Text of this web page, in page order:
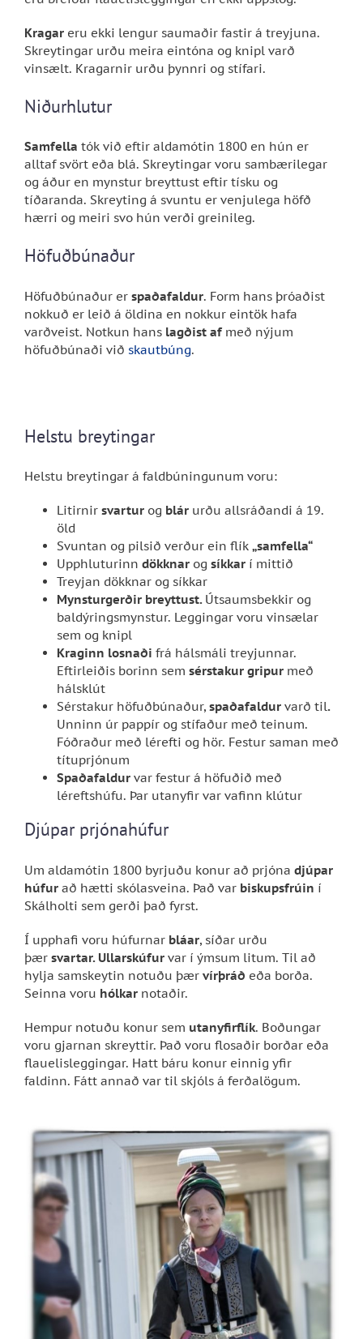
Kragar eru ekki lengur saumaðir fastir á treyjuna.
Skreytingar urðu meira eintóna og knipl varð
vinsælt. Kragarnir urðu þynnri og stífari.
Niðurhlutur
Samfella tók við eftir aldamótin 1800 en hún er
alltaf svört eða blá. Skreytingar voru sambærilegar
og áður en mynstur breyttust eftir tísku og
tíðaranda. Skreyting á svuntu er venjulega höfð
hærri og meiri svo hún verði greinileg.
Höfuðbúnaður
Höfuðbúnaður er spaðafaldur. Form hans þróaðist
nokkuð er leið á öldina en nokkur eintök hafa
varðveist. Notkun hans lagðist afmeð nýjum
höfuðbúnaði við skautbúng.
Helstu breytingar
Helstu breytingar á faldbúningunum voru:
Litirnir svartur og blár urðu allsráðandi á 19.
öld
Svuntan og pilsið verður ein flík „samfella“
Upphluturinn dökknar og síkkar í mittið
Treyjan dökknar og síkkar
Mynsturgerðir breyttust. Útsaumsbekkir og
baldýringsmynstur. Leggingar voru vinsælar
sem og knipl
Kraginn losnaði frá hálsmáli treyjunnar.
Eftirleiðis borinn sem sérstakur gripur með
hálsklút
Sérstakur höfuðbúnaður, spaðafaldur varð til.
Unninn úr pappír og stífaður með teinum.
Fóðraður með lérefti og hör. Festur saman með
títuprjónum
Spaðafaldur var festur á höfuðið með
léreftshúfu. Þar utanyfir var vafinn klútur
Djúpar prjónahúfur
Um aldamótin 1800 byrjuðu konur að prjóna djúpar
húfur að hætti skólasveina. Það var biskupsfrúin í
Skálholti sem gerði það fyrst.
Í upphafi voru húfurnar bláar, síðar urðu
þær svartar. Ullarskúfur var í ýmsum litum. Til að
hylja samskeytin notuðu þær vírþráð eða borða.
Seinna voru hólkar notaðir.
Hempur notuðu konur sem utanyfirflík. Boðungar
voru gjarnan skreyttir. Það voru flosaðir borðar eða
flauelisleggingar. Hatt báru konur einnig yfir
faldinn. Fátt annað var til skjóls á ferðalögum.